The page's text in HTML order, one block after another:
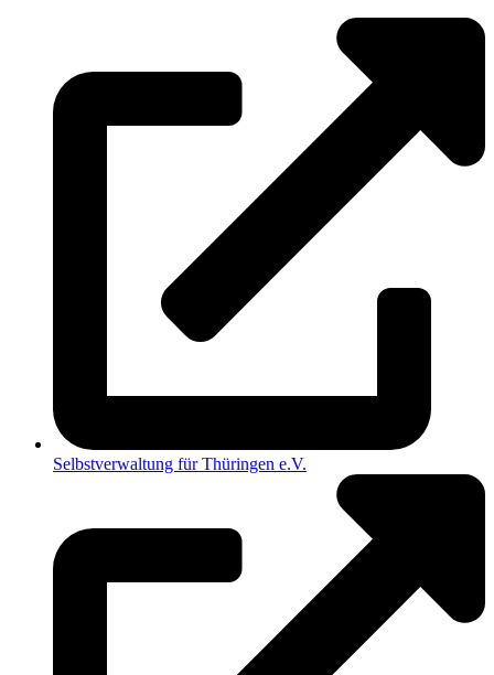
Selbstverwaltung für Thüringen e.V.